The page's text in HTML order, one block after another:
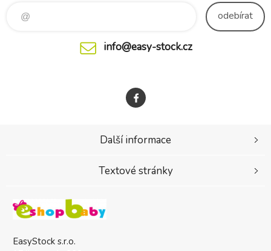
odebírat
info@easy-stock.cz
EasyStock s.r.o.
Další informace
Textové stránky